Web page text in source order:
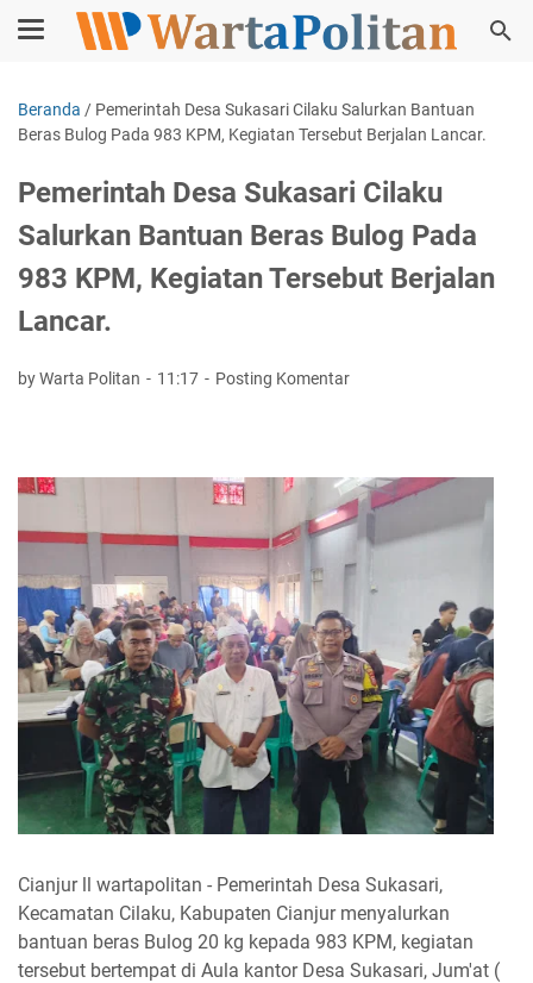
Beranda / Pemerintah Desa Sukasari Cilaku Salurkan Bantuan
Beras Bulog Pada 983 KPM, Kegiatan Tersebut Berjalan Lancar.
Pemerintah Desa Sukasari Cilaku
Salurkan Bantuan Beras Bulog Pada
983 KPM, Kegiatan Tersebut Berjalan
Lancar.
by Warta Politan 11:17 Posting Komentar
Cianjur ll wartapolitan - Pemerintah Desa Sukasari,
Kecamatan Cilaku, Kabupaten Cianjur menyalurkan
bantuan beras Bulog 20 kg kepada 983 KPM, kegiatan
tersebut bertempat di Aula kantor Desa Sukasari, Jum'at (